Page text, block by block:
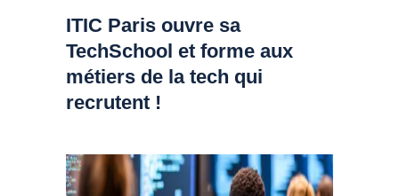
ITIC Paris ouvre sa
TechSchool et forme aux
métiers de la tech qui
recrutent !